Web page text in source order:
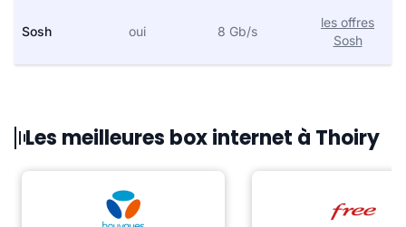
Sosh oui 8 Gb/s
les offres
Sosh
Les meilleures box internet à Thoiry